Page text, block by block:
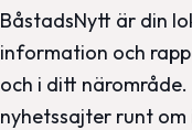
BåstadsNytt är din
information och
och i ditt
nyhetssajter runt om